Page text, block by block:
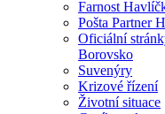
Farnost
Pošta Partner
Oficiální
Borovsko
Suvenýry
Krizové řízení
Životní situace